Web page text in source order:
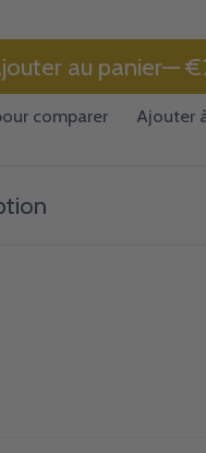
au panier —
comparer Ajouter